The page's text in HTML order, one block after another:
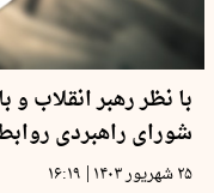
با نظر رهبر انقلاب
شورای راهبردی
۲۵ شهریور ۱۴۰۳ | ۱۶:۱۹